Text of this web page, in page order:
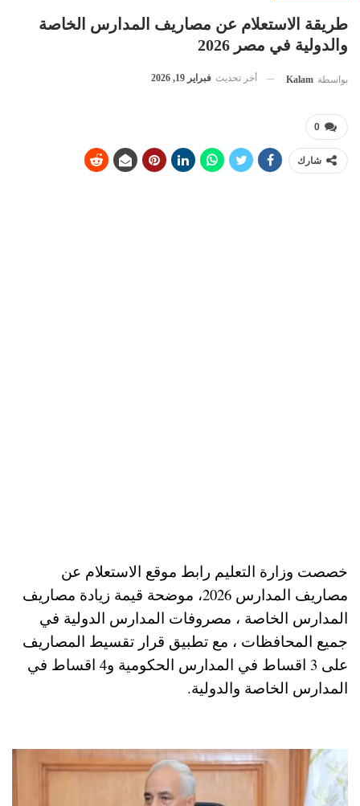
طريقة الاستعلام عن مصاريف المدارس الخاصة
والدولية في مصر 2026
بواسطة Kalam أخر تحديث فبراير 19, 2026
0
شارك
خصصت وزارة التعليم رابط موقع الاستعلام عن
مصاريف المدارس 2026، موضحة قيمة زيادة مصاريف
المدارس الخاصة ، مصروفات المدارس الدولية في
جميع المحافظات ، مع تطبيق قرار تقسيط المصاريف
على 3 اقساط في المدارس الحكومية و4 اقساط في
المدارس الخاصة والدولية.